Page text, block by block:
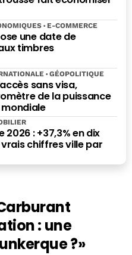
une date de
timbres
E-COMMERCE
sans visa,
de la puissance
GÉOPOLITIQUE
2026 : +37,3% en dix
vrais chiffres ville par
: une
?»